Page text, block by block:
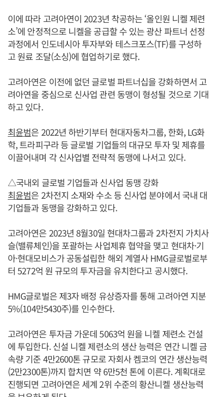
이에 따라 고려아연이 2023년 착공하는 ‘올인원 니켈 제련
소’에 안정적으로 니켈을 공급할 수 있는 광산 파트너 선정
과정에서 인도네시아 투자부와 테스크포스(TF)를 구성하
고 원료 조달(소싱)에 협업하기로 했다.
고려아연은 이전에 없던 글로벌 파트너십을 강화하면서 고
려아연을 중심으로 신사업 관련 동맹이 형성될 것으로 기대
하고 있다.
최윤범은 2022년 하반기부터 현대자동차그룹, 한화, LG화
학, 트라피구라 등 글로벌 기업들의 대규모 투자 및 제휴를
이끌어내며 각 신사업별 전략적 동맹에 나서고 있다.
△국내외 글로벌 기업들과 신사업 동맹 강화
최윤범은 2차전지 소재와 수소 등 신사업 분야에서 국내 대
기업들과 동맹을 강화하고 있다.
고려아연은 2023년 8월30일 현대차그룹과 2차전지 가치사
슬(밸류체인)을 포괄하는 사업제휴 협약을 맺고 현대차·기
아·현대모비스가 공동설립한 해외 계열사 HMG글로벌로부
터 5272억 원 규모의 투자금을 유치한다고 공시했다.
HMG글로벌은 제3자 배정 유상증자를 통해 고려아연 지분
5%(104만5430주)를 인수한다.
고려아연은 투자금 가운데 5063억 원을 니켈 제련소 건설
에 투입한다. 신설 니켈 제련소의 생산 능력은 연간 니켈 금
속량 기준 4만2600톤 규모로 자회사 켐코의 연간 생산능력
(2만2300톤)까지 합치면 약 6만5천 톤에 이른다. 계획대로
진행되면 고려아연은 세계 2위 수준의 황산니켈 생산능력